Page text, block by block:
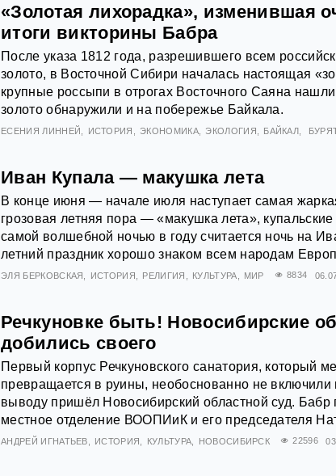
«Золотая лихорадка», изменившая
итоги викторины Бабра
После указа 1812 года, разрешившего всем
золото, в Восточной Сибири началась настоящая
крупные россыпи в отрогах Восточного Саяна
золото обнаружили и на побережье Байкала.
ЕСЕНИЯ ЛИННЕЙ ИСТОРИЯ ЭКОНОМИКА ЭКОЛОГИЯ БАЙКАЛ
Иван Купала — макушка лета
В конце июня — начале июля наступает самая
грозовая летняя пора — «макушка лета»,
самой волшебной ночью в году считается ночь на
летний праздник хорошо знаком всем народам
ЭЛЯ БЕРКОВСКАЯ ИСТОРИЯ РЕЛИГИЯ КУЛЬТУРА МИР 8834
Речкуновке быть! Новосибирские
добились своего
Первый корпус Речкуновского санатория, который
превращается в руины, необоснованно не включили
выводу пришёл Новосибирский областной суд. Бабр
местное отделение ВООПИиК и его председателя
АНДРЕЙ ИГНАТЬЕВ ИСТОРИЯ КУЛЬТУРА НОВОСИБИРСК 22596